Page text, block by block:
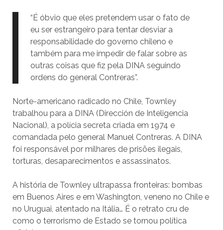
“É óbvio que eles pretendem usar o fato de
eu ser estrangeiro para tentar desviar a
responsabilidade do governo chileno e
também para me impedir de falar sobre as
outras coisas que fiz pela DINA seguindo
ordens do general Contreras”.
Norte-americano radicado no Chile, Townley
trabalhou para a DINA (Dirección de Inteligencia
Nacional), a polícia secreta criada em 1974 e
comandada pelo general Manuel Contreras. A DINA
foi responsável por milhares de prisões ilegais,
torturas, desaparecimentos e assassinatos.
A história de Townley ultrapassa fronteiras: bombas
em Buenos Aires e em Washington, veneno no Chile e
no Uruguai, atentado na Itália… É o retrato cru de
como o terrorismo de Estado se tornou política